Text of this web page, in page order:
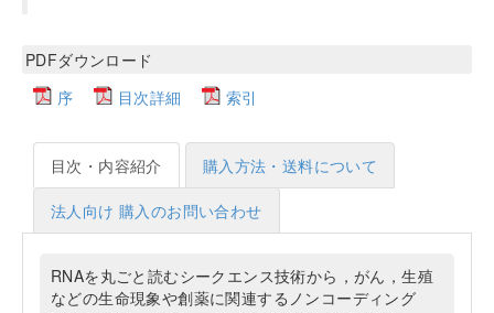
PDFダウンロード
序
目次詳細 索引
目次・内容紹介 購入方法・送料について
法人向け 購入のお問い合わせ
RNAを丸ごと読むシークエンス技術から，がん，生殖
などの生命現象や創薬に関連するノンコーディング